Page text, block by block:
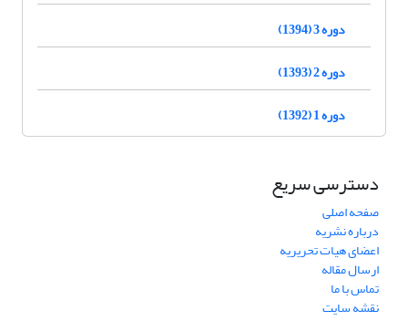
دوره 3 (1394)
دوره 2 (1393)
دوره 1 (1392)
دسترسی سریع
صفحه اصلی
درباره نشریه
اعضای هیات تحریریه
ارسال مقاله
تماس با ما
نقشه سایت